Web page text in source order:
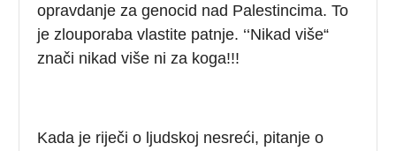
opravdanje za genocid nad Palestincima. To
je zlouporaba vlastite patnje. ‘‘Nikad više“
znači nikad više ni za koga!!!
Kada je riječi o ljudskoj nesreći, pitanje o